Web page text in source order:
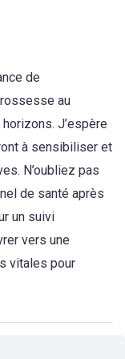
de
au
J’espère
à sensibiliser et
N’oubliez pas
de santé après
un suivi
vers une
vitales pour